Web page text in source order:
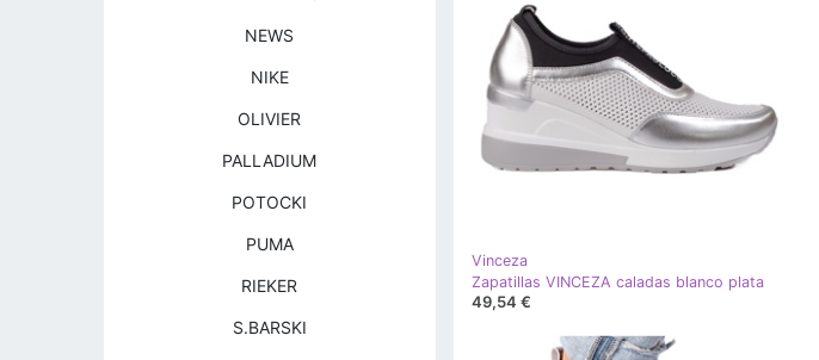
Vinceza
Zapatillas VINCEZA caladas blanco plata
49,54 €
NEWS
NIKE
OLIVIER
PALLADIUM
POTOCKI
PUMA
RIEKER
S.BARSKI